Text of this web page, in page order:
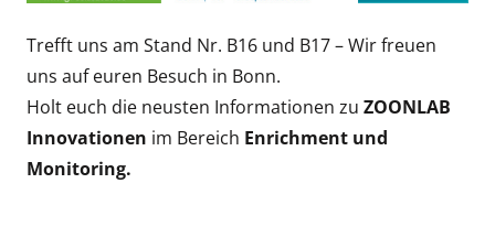
Trefft uns am Stand Nr. B16 und B17 – Wir freuen
uns auf euren Besuch in Bonn.
Holt euch die neusten Informationen zu ZOONLAB
Innovationen im Bereich Enrichment und
Monitoring.